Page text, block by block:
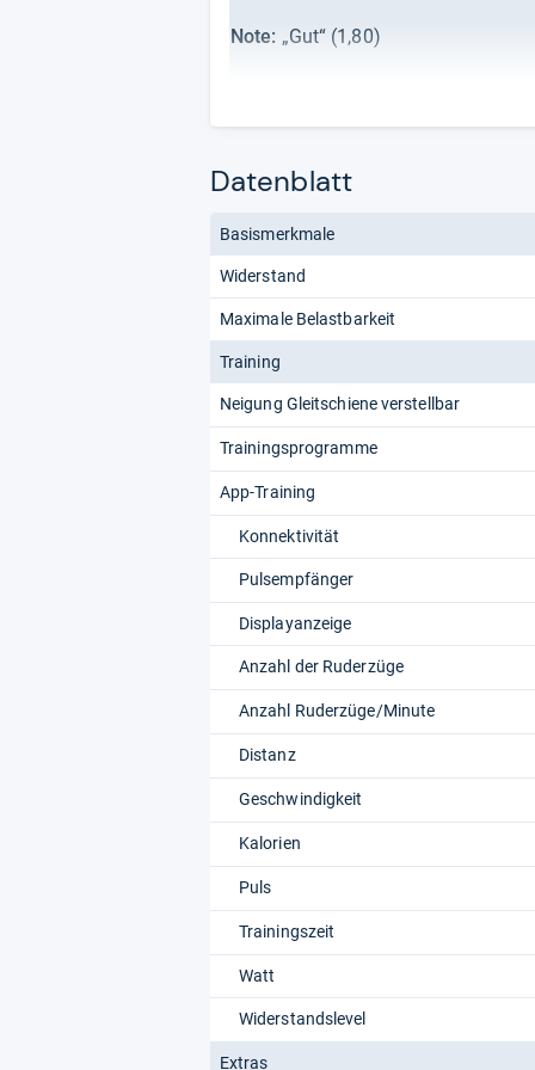
Note: „Gut“ (1,80)
Datenblatt
Basismerkmale
Widerstand
Maximale Belastbarkeit
Training
Neigung Gleitschiene verstellbar
Trainingsprogramme
App-Training
Konnektivität
Pulsempfänger
Displayanzeige
Anzahl der Ruderzüge
Anzahl Ruderzüge/Minute
Distanz
Geschwindigkeit
Kalorien
Puls
Trainingszeit
Watt
Widerstandslevel
Extras